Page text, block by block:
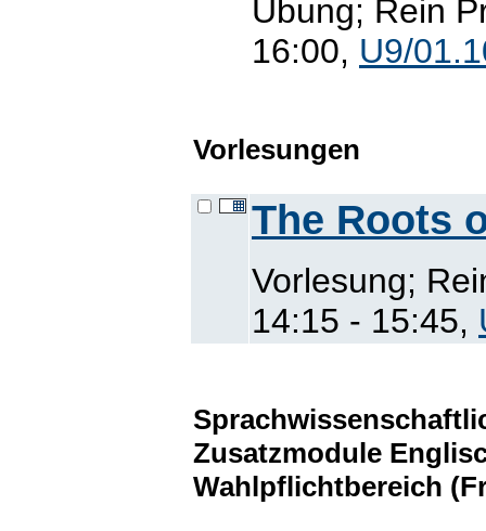
Übung; Rein
16:00, U9/
Vorlesungen
The Roots
Vorlesung;
14:15 - 15:45,
Zusatzmodule
Wahlpflichtbereich